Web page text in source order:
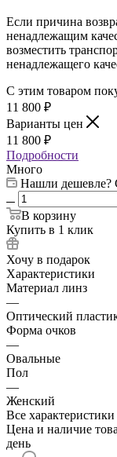
Если причина
ненадлежащим
возместить
ненадлежащего
С этим товаром
11 800 ₽
Варианты цен
11 800 ₽
Подробности
Много
Нашли дешевле?
В корзину
Купить в 1 клик
Хочу в подарок
Характеристики
Материал линз
—
Оптический
Форма очков
—
Овальные
Пол
—
Женский
Все характеристики
Цена и наличие
день